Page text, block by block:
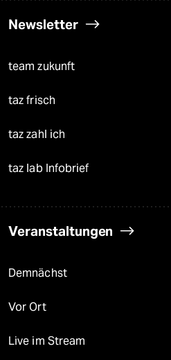
Newsletter
team zukunft
taz frisch
taz zahl ich
taz lab Infobrief
Veranstaltungen
Demnächst
Vor Ort
Live im Stream